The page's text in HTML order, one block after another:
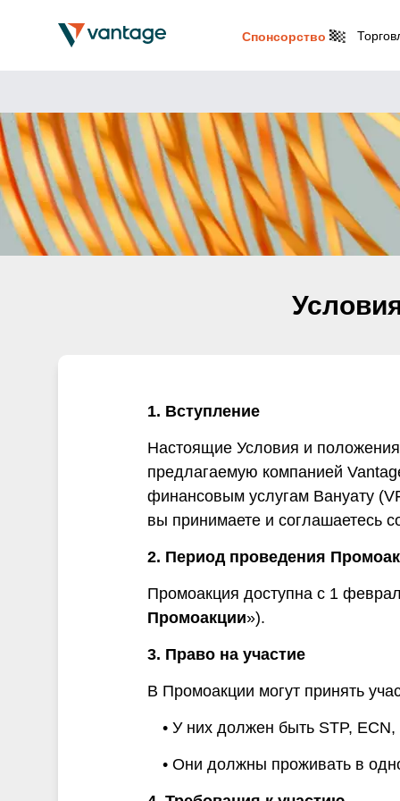
Спонсорство
1. Вступление
Настоящие Условия и
предлагаемую компанией
финансовым услугам Вануату
вы принимаете и соглашаетесь
2. Период проведения
Промоакция доступна с 1
Промоакции»).
3. Право на участие
В Промоакции могут принять
• У них должен быть STP,
• Они должны проживать в